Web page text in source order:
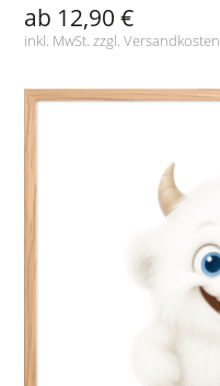
ab 12,90 €
inkl. MwSt. zzgl.Versandkosten